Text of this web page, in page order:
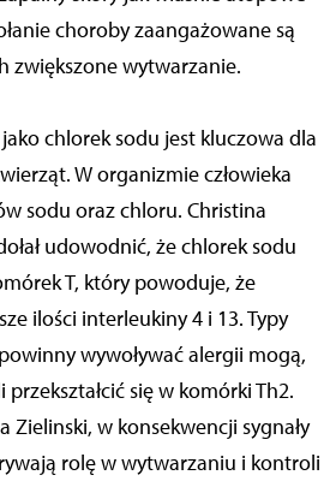
choroby zaangażowane są
zwiększone wytwarzanie.
chlorek sodu jest kluczowa dla
W organizmie człowieka
sodu oraz chloru. Christina
udowodnić, że chlorek sodu
T, który powoduje, że
ilości interleukiny 4 i 13. Typy
wywoływać alergii mogą,
się w komórki Th2.
Zielinski, w konsekwencji sygnały
rolę w wytwarzaniu i kontroli